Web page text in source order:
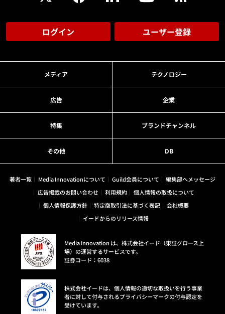
ログイン ユーザー登録
メディア テクノロジー
広告 企業
特集 ブランドチャンネル
その他 DB
著者一覧 Media Innovationについて Guild会員について
編集部へメッセージ
広告掲載のお問い合わせ
利用規約
個人情報の取扱について
個人情報保護方針
特定商取引法に基づく表記
会社概要
イードからのリリース情報
Media Innovation は、株式会社イード（東証グロース上
場）の運営するサービスです。
証券コード：6038
株式会社イードは、個人情報の適切な取扱いを行う事業
者に対して付与されるプライバシーマークの付与認定を
受けています。